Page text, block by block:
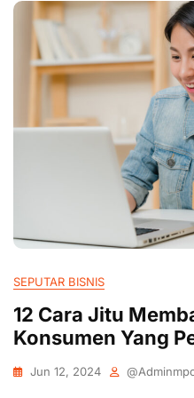
SEPUTAR BISNIS
12 Cara Jitu
Konsumen Yang
Jun 12, 2024